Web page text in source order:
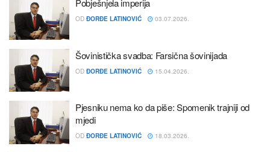
Pobješnjela imperija
OD ĐORĐE LATINOVIĆ 03.07.2026.
Šovinistička svadba: Farsična šovinijada
OD ĐORĐE LATINOVIĆ 15.04.2026.
Pjesniku nema ko da piše: Spomenik trajniji od
mjedi
OD ĐORĐE LATINOVIĆ 18.03.2026.